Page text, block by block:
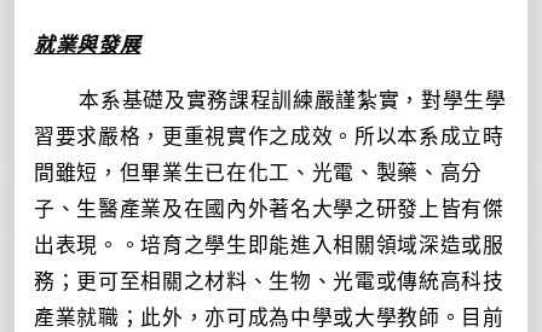
就業與發展
本系基礎及實務課程訓練嚴謹紮實，對學生學
習要求嚴格，更重視實作之成效。所以本系成立時
間雖短，但畢業生已在化工、光電、製藥、高分
子、生醫產業及在國內外著名大學之研發上皆有傑
出表現。。培育之學生即能進入相關領域深造或服
務；更可至相關之材料、生物、光電或傳統高科技
產業就職；此外，亦可成為中學或大學教師。目前